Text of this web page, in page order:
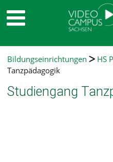
Bildungseinrichtungen HS
Tanzpädagogik
Studiengang